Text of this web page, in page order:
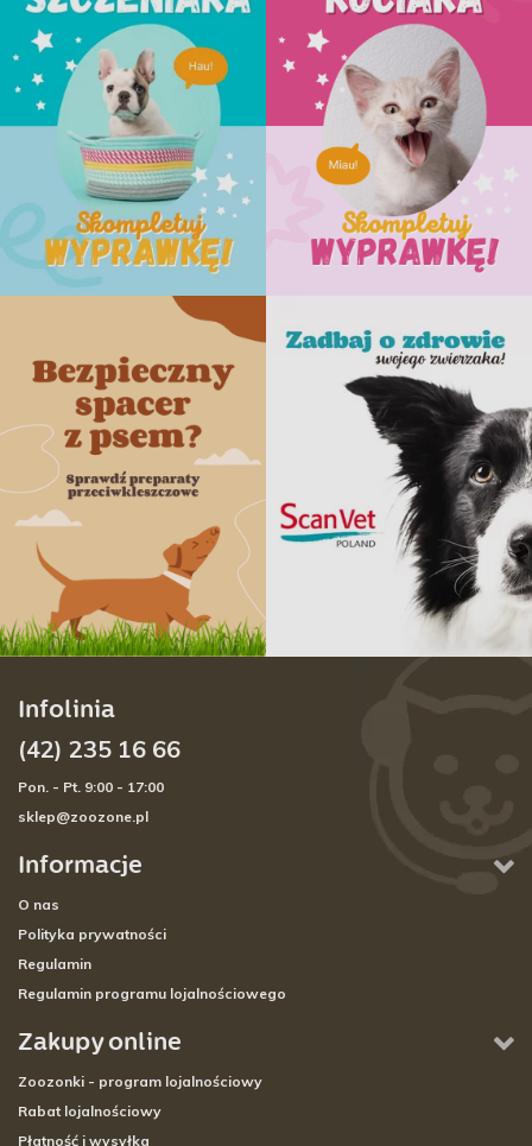
Informacje
O nas
Polityka prywatności
Regulamin
Regulamin programu lojalnościowego
Zakupy online
Zoozonki - program lojalnościowy
Rabat lojalnościowy
Płatność i wysyłka
Infolinia
(42) 235 16 66
Pon. - Pt. 9:00 - 17:00
sklep@zoozone.pl